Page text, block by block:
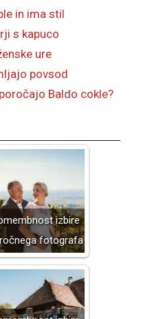
in ima stil
s kapuco
ure
povsod
Baldo cokle?
izbire
fotografa